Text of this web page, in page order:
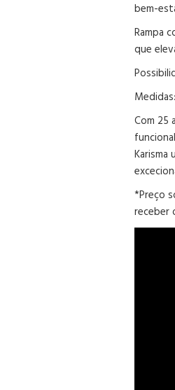
bem-
Rampa
que
Com 25
*Preço
receber